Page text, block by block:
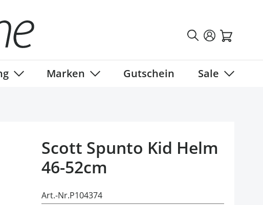
category
Marken Gutschein Sale
Scott Spunto Kid Helm
46-52cm
Art.-Nr.P104374